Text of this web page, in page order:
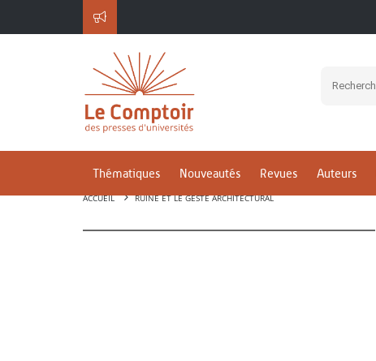
Thématiques Nouveautés Revues Auteurs
ACCUEIL RUINE ET LE GESTE ARCHITECTURAL